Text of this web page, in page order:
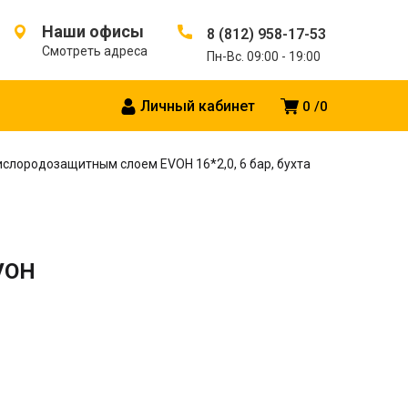
Наши офисы
Смотреть адреса
8 (812) 958-17-53
Пн-Вс. 09:00 - 19:00
0 0
Личный кабинет
слоем EVOH 16*2,0, 6 бар, бухта